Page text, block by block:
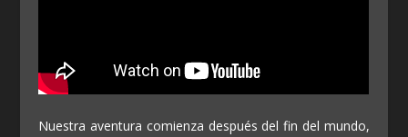
Nuestra aventura comienza después del fin del mundo,